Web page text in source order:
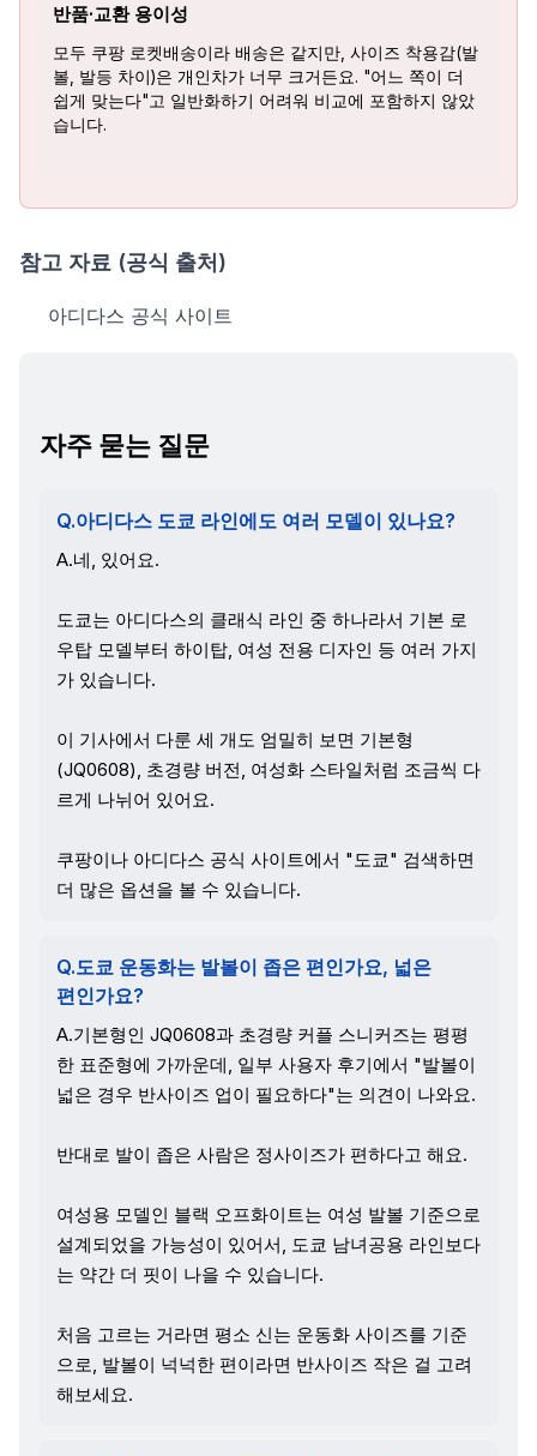
반품·교환 용이성
모두 쿠팡 로켓배송이라 배송은 같지만, 사이즈 착용감(발
볼, 발등 차이)은 개인차가 너무 크거든요. "어느 쪽이 더
쉽게 맞는다"고 일반화하기 어려워 비교에 포함하지 않았
습니다.
참고 자료 (공식 출처)
아디다스 공식 사이트
자주 묻는 질문
Q.아디다스 도쿄 라인에도 여러 모델이 있나요?
A.네, 있어요.
도쿄는 아디다스의 클래식 라인 중 하나라서 기본 로
우탑 모델부터 하이탑, 여성 전용 디자인 등 여러 가지
가 있습니다.
이 기사에서 다룬 세 개도 엄밀히 보면 기본형
(JQ0608), 초경량 버전, 여성화 스타일처럼 조금씩 다
르게 나뉘어 있어요.
쿠팡이나 아디다스 공식 사이트에서 "도쿄" 검색하면
더 많은 옵션을 볼 수 있습니다.
Q.도쿄 운동화는 발볼이 좁은 편인가요, 넓은
편인가요?
A.기본형인 JQ0608과 초경량 커플 스니커즈는 평평
한 표준형에 가까운데, 일부 사용자 후기에서 "발볼이
넓은 경우 반사이즈 업이 필요하다"는 의견이 나와요.
반대로 발이 좁은 사람은 정사이즈가 편하다고 해요.
여성용 모델인 블랙 오프화이트는 여성 발볼 기준으로
설계되었을 가능성이 있어서, 도쿄 남녀공용 라인보다
는 약간 더 핏이 나을 수 있습니다.
처음 고르는 거라면 평소 신는 운동화 사이즈를 기준
으로, 발볼이 넉넉한 편이라면 반사이즈 작은 걸 고려
해보세요.